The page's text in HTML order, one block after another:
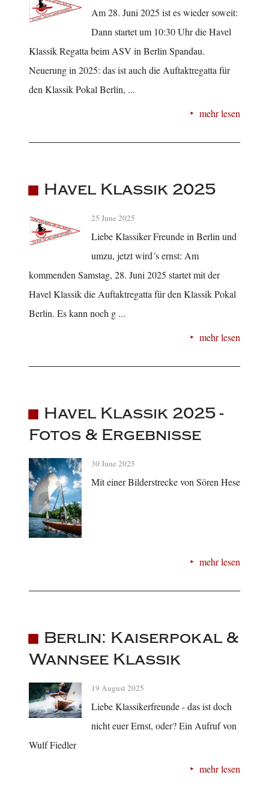
Am 28. Juni 2025 ist es wieder soweit:
Dann startet um 10:30 Uhr die Havel
Klassik Regatta beim ASV in Berlin Spandau.
Neuerung in 2025: das ist auch die Auftaktregatta für
den Klassik Pokal Berlin, ...
mehr lesen
Havel Klassik 2025
25 June 2025
Liebe Klassiker Freunde in Berlin und
umzu, jetzt wird´s ernst: Am
kommenden Samstag, 28. Juni 2025 startet mit der
Havel Klassik die Auftaktregatta für den Klassik Pokal
Berlin. Es kann noch g ...
mehr lesen
Havel Klassik 2025 -
Fotos & Ergebnisse
30 June 2025
Mit einer Bilderstrecke von Sören Hese
mehr lesen
Berlin: Kaiserpokal &
Wannsee Klassik
19 August 2025
Liebe Klassikerfreunde - das ist doch
nicht euer Ernst, oder? Ein Aufruf von
Wulf Fiedler
mehr lesen